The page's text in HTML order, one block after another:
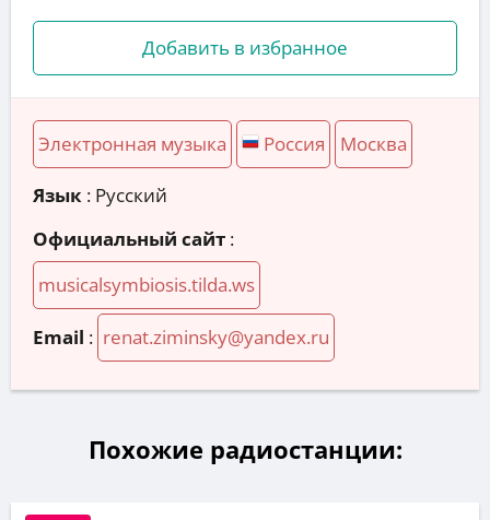
Добавить в избранное
Электронная музыка Россия Москва
Язык : Русский
Официальный сайт :
musicalsymbiosis.tilda.ws
Email : renat.ziminsky@yandex.ru
Похожие радиостанции: